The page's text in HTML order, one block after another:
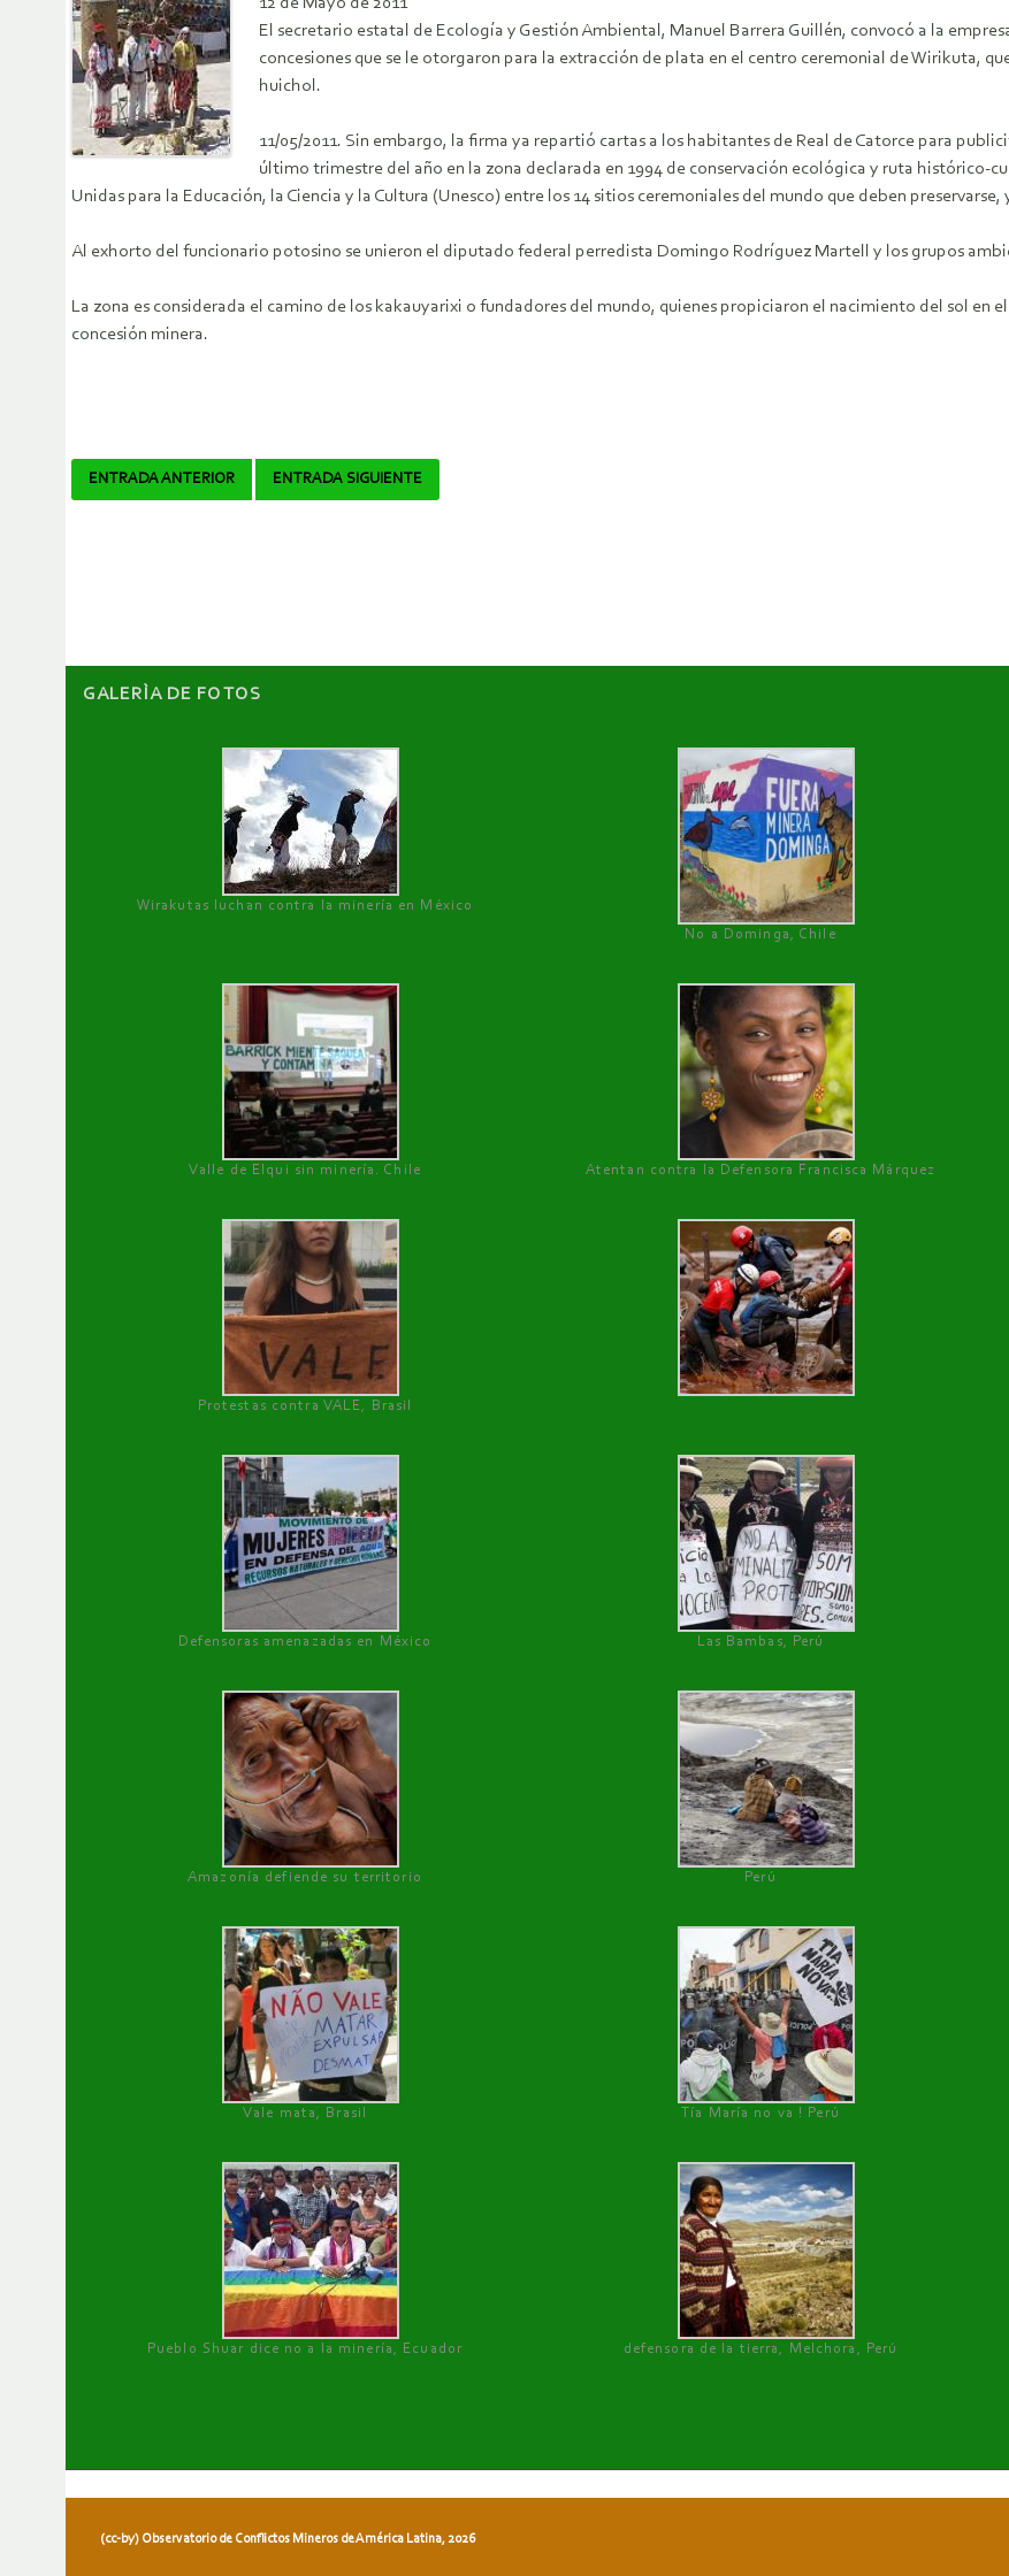
El secretario estatal de Ecología y Gestión Ambiental, Manuel Barrera Guillén, convocó a la
concesiones que se le otorgaron para la extracción de plata en el centro ceremonial de Wirikuta,
huichol.
11/05/2011. Sin embargo, la firma ya repartió cartas a los habitantes de Real de Catorce para
último trimestre del año en la zona declarada en 1994 de conservación ecológica y ruta histórico-
Unidas para la Educación, la Ciencia y la Cultura (Unesco) entre los 14 sitios ceremoniales del mundo que deben
Al exhorto del funcionario potosino se unieron el diputado federal perredista Domingo Rodríguez Martell y los grupos
La zona es considerada el camino de los kakauyarixi o fundadores del mundo, quienes propiciaron el nacimiento del sol en
concesión minera.
Navegador
ENTRADA ANTERIOR ENTRADA SIGUIENTE
GALERÌA DE FOTOS
Wirakutas luchan contra la minería en México
No a Dominga, Chile
Valle de Elqui sin minería. Chile Atentan contra la Defensora Francisca Márquez
Protestas contra VALE, Brasil
Defensoras amenazadas en México Las Bambas, Perú
Amazonía defiende su territorio Perú
Vale mata, Brasil Tía María no va ! Perú
Pueblo Shuar dice no a la minería, Ecuador defensora de la tierra, Melchora, Perú
(cc-by) Observatorio de Conflictos Mineros de América Latina, 2026